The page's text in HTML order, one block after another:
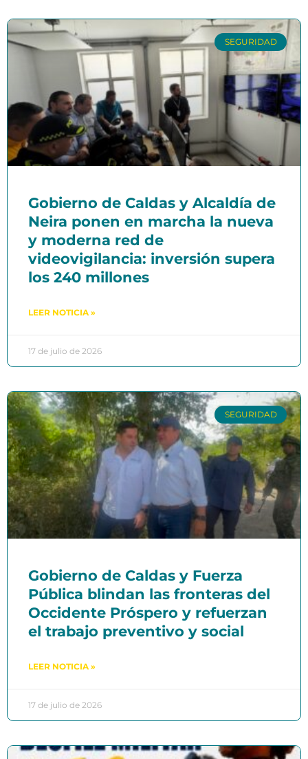
SEGURIDAD
Gobierno de Caldas y Alcaldía de
Neira ponen en marcha la nueva
y moderna red de
videovigilancia: inversión supera
los 240 millones
LEER NOTICIA »
17 de julio de 2026
SEGURIDAD
Gobierno de Caldas y Fuerza
Pública blindan las fronteras del
Occidente Próspero y refuerzan
el trabajo preventivo y social
LEER NOTICIA »
17 de julio de 2026